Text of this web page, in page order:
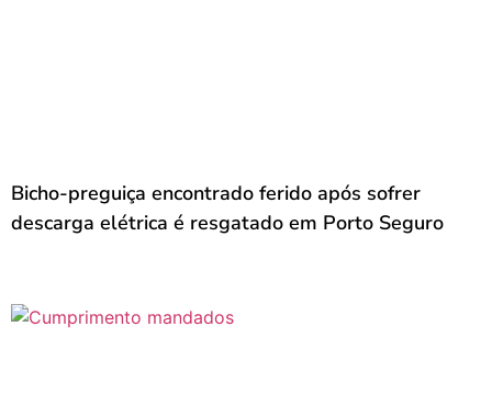
Bicho-preguiça encontrado ferido após sofrer
descarga elétrica é resgatado em Porto Seguro